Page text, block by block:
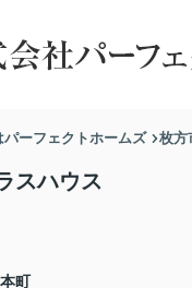
ーフェクトホームズ 枚方
スハウス
町